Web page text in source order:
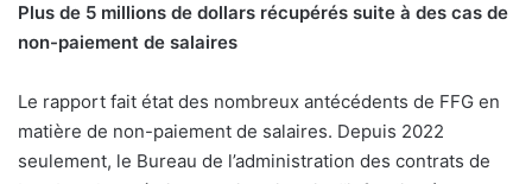
Plus de 5 millions de dollars récupérés suite à des cas de
non-paiement de salaires
Le rapport fait état des nombreux antécédents de FFG en
matière de non-paiement de salaires. Depuis 2022
seulement, le Bureau de l’administration des contrats de